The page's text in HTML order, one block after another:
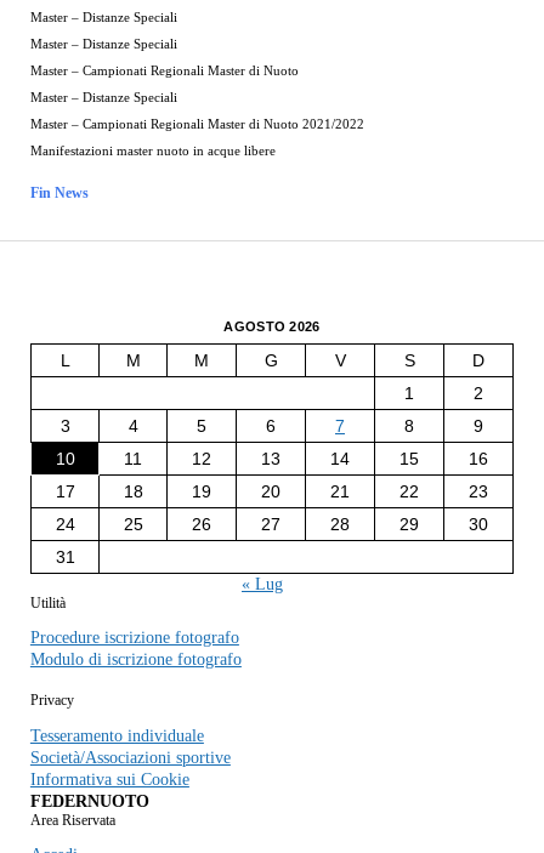
Master – Distanze Speciali
Master – Distanze Speciali
Master – Campionati Regionali Master di Nuoto
Master – Distanze Speciali
Master – Campionati Regionali Master di Nuoto 2021/2022
Manifestazioni master nuoto in acque libere
Fin News
AGOSTO 2026
L M M G V S
D
1
2
3
4 5 6 7 8
9
10
11 12 13 14 15
16
17
18 19 20 21 22
23
24
25 26 27 28 29
30
31
« Lug
Utilità
Procedure iscrizione fotografo
Modulo di iscrizione fotografo
Privacy
Tesseramento individuale
Società/Associazioni sportive
Informativa sui Cookie
FEDERNUOTO
Area Riservata